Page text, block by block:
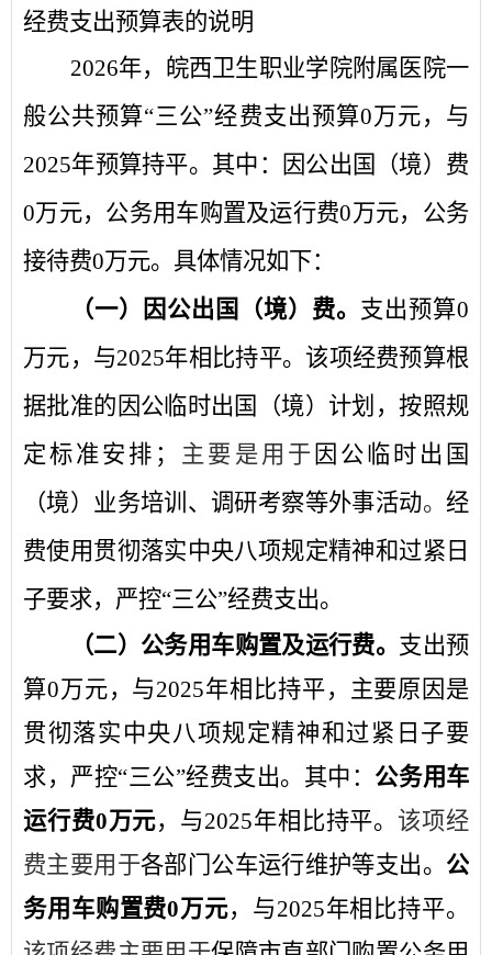
经费支出预算表的说明
2026年， 皖西卫生职业学院附属医院一
般公共预算“三公”经费支出预算0万元， 与
2025年预算持平。 其中 ：
因公出国（境）费
0万元，公务用车购置及运行费0万元， 公务
接待费0万元。具体情况如下：
（一）因公出国（境）费。 支出预算0
万元，与2025年相比持平。该项经费预算根
据批准的因公临时出国（境）计划，按照规
定标准安排；
主要是用于 因公临时出国
（境）业务培训、调研考察等外事活动。经
费使用贯彻落实中央八项规定精神和过紧日
子要求，严控“三公”经费支出。
（二）公务用车购置及运行费。 支出预
算0万元，与2025年相比持平，
主要原因是
贯彻落实中央八项规定精神和过紧日子要
求，严控“三公”经费支出。 其中： 公务用车
运行费0万元，与2025年相比持平。 该项经
费主要用于各部门公车运行维护等支出。 公
务用车购置费0万元，与2025年相比持平。